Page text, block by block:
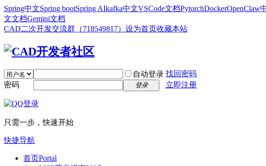
Spring中文Spring bootSpring AIkafka中文VSCode文档PytorchDockerOpenClaw
文文档Gemini文档
CAD二次开发交流群（718549817） 设为首页收藏本站
自动登录 找回密码
密码
登录 立即注册
只需一步，快速开始
快捷导航
首页Portal